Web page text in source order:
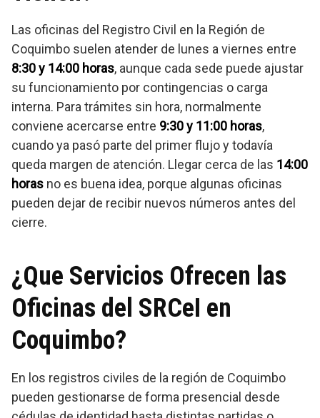
Las oficinas del Registro Civil en la Región de
Coquimbo suelen atender de lunes a viernes entre
8:30 y 14:00 horas, aunque cada sede puede ajustar
su funcionamiento por contingencias o carga
interna. Para trámites sin hora, normalmente
conviene acercarse entre 9:30 y 11:00 horas,
cuando ya pasó parte del primer flujo y todavía
queda margen de atención. Llegar cerca de las 14:00
horas no es buena idea, porque algunas oficinas
pueden dejar de recibir nuevos números antes del
cierre.
¿Que Servicios Ofrecen las
Oficinas del SRCeI en
Coquimbo?
En los registros civiles de la región de Coquimbo
pueden gestionarse de forma presencial desde